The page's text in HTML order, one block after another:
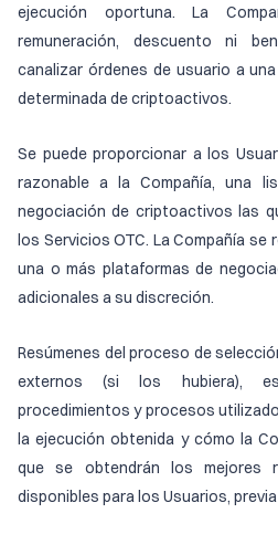
ejecución oportuna. La
remuneración, descuento ni
canalizar órdenes de usuario a
determinada de criptoactivos.
Se puede proporcionar a los
razonable a la Compañía, una
negociación de criptoactivos las
los Servicios OTC. La Compañía se
una o más plataformas de
adicionales a su discreción.
Resúmenes del proceso de
externos (si los hubiera),
procedimientos y procesos
la ejecución obtenida y cómo la
que se obtendrán los mejores
disponibles para los Usuarios,